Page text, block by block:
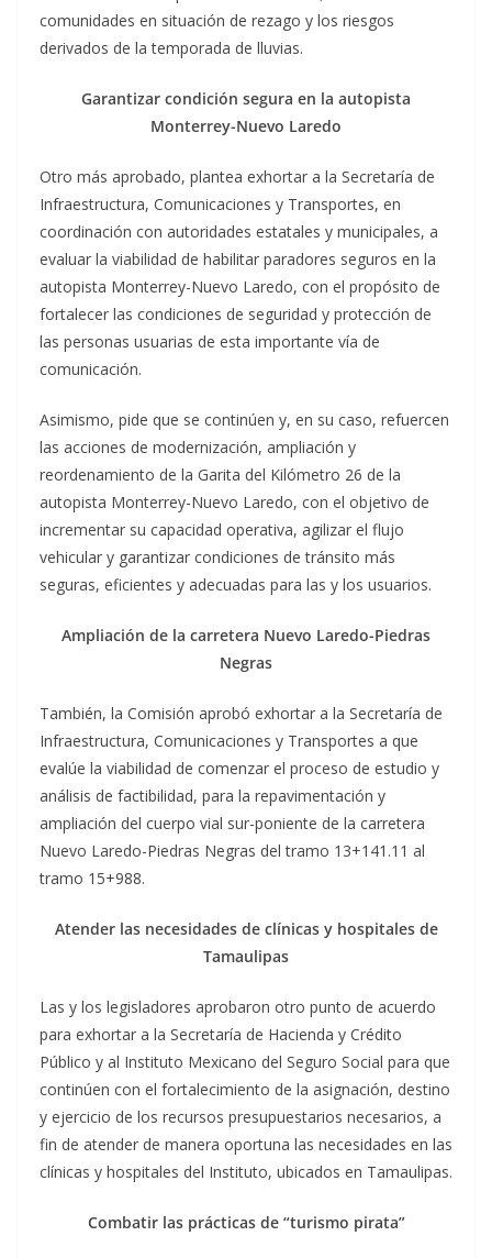
comunidades en situación de rezago y los riesgos
derivados de la temporada de lluvias.
Garantizar condición segura en la autopista
Monterrey-Nuevo Laredo
Otro más aprobado, plantea exhortar a la Secretaría de
Infraestructura, Comunicaciones y Transportes, en
coordinación con autoridades estatales y municipales, a
evaluar la viabilidad de habilitar paradores seguros en la
autopista Monterrey-Nuevo Laredo, con el propósito de
fortalecer las condiciones de seguridad y protección de
las personas usuarias de esta importante vía de
comunicación.
Asimismo, pide que se continúen y, en su caso, refuercen
las acciones de modernización, ampliación y
reordenamiento de la Garita del Kilómetro 26 de la
autopista Monterrey-Nuevo Laredo, con el objetivo de
incrementar su capacidad operativa, agilizar el flujo
vehicular y garantizar condiciones de tránsito más
seguras, eficientes y adecuadas para las y los usuarios.
Ampliación de la carretera Nuevo Laredo-Piedras
Negras
También, la Comisión aprobó exhortar a la Secretaría de
Infraestructura, Comunicaciones y Transportes a que
evalúe la viabilidad de comenzar el proceso de estudio y
análisis de factibilidad, para la repavimentación y
ampliación del cuerpo vial sur-poniente de la carretera
Nuevo Laredo-Piedras Negras del tramo 13+141.11 al
tramo 15+988.
Atender las necesidades de clínicas y hospitales de
Tamaulipas
Las y los legisladores aprobaron otro punto de acuerdo
para exhortar a la Secretaría de Hacienda y Crédito
Público y al Instituto Mexicano del Seguro Social para que
continúen con el fortalecimiento de la asignación, destino
y ejercicio de los recursos presupuestarios necesarios, a
fin de atender de manera oportuna las necesidades en las
clínicas y hospitales del Instituto, ubicados en Tamaulipas.
Combatir las prácticas de “turismo pirata”